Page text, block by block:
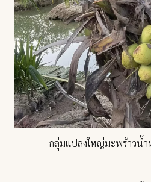
กลุ่มแปลงใหญ่มะพร้าวน้